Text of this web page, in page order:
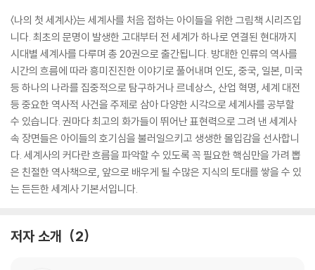
〈나의 첫 세계사〉는 세계사를 처음 접하는 아이들을 위한 그림책 시리즈입
니다. 최초의 문명이 발생한 고대부터 전 세계가 하나로 연결된 현대까지
시대별 세계사를 다루며 총 20권으로 출간됩니다. 방대한 인류의 역사를
시간의 흐름에 따라 흥미진진한 이야기로 풀어내며 인도, 중국, 일본, 미국
등 하나의 나라를 집중적으로 탐구하거나 르네상스, 산업 혁명, 세계 대전
등 중요한 역사적 사건을 주제로 삼아 다양한 시각으로 세계사를 공부할
수 있습니다. 권마다 최고의 화가들이 뛰어난 표현력으로 그려 낸 세계사
속 장면들은 아이들의 호기심을 불러일으키고 생생한 몰입감을 선사합니
다. 세계사의 커다란 흐름을 파악할 수 있도록 꼭 필요한 핵심만을 가려 뽑
은 친절한 역사책으로, 앞으로 배우게 될 수많은 지식의 토대를 쌓을 수 있
는 든든한 세계사 기본서입니다.
저자 소개 2